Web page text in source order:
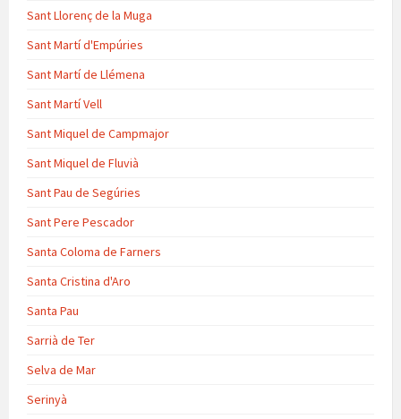
Sant Llorenç de la Muga
Sant Martí d'Empúries
Sant Martí de Llémena
Sant Martí Vell
Sant Miquel de Campmajor
Sant Miquel de Fluvià
Sant Pau de Segúries
Sant Pere Pescador
Santa Coloma de Farners
Santa Cristina d'Aro
Santa Pau
Sarrià de Ter
Selva de Mar
Serinyà